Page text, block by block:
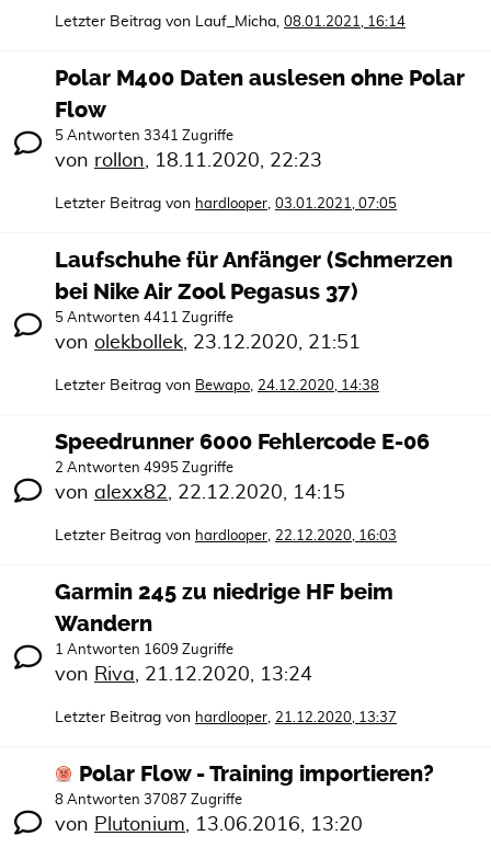
Letzter Beitrag von Lauf_Micha, 08.01.2021, 16:14
Polar M400 Daten auslesen ohne Polar
Flow
5 Antworten 3341 Zugriffe
von rollon, 18.11.2020, 22:23
Letzter Beitrag von hardlooper, 03.01.2021, 07:05
Laufschuhe für Anfänger (Schmerzen
bei Nike Air Zool Pegasus 37)
5 Antworten 4411 Zugriffe
von olekbollek, 23.12.2020, 21:51
Letzter Beitrag von Bewapo, 24.12.2020, 14:38
Speedrunner 6000 Fehlercode E-06
2 Antworten 4995 Zugriffe
von alexx82, 22.12.2020, 14:15
Letzter Beitrag von hardlooper, 22.12.2020, 16:03
Garmin 245 zu niedrige HF beim
Wandern
1 Antworten 1609 Zugriffe
von Riva, 21.12.2020, 13:24
Letzter Beitrag von hardlooper, 21.12.2020, 13:37
Polar Flow - Training importieren?
8 Antworten 37087 Zugriffe
von Plutonium, 13.06.2016, 13:20